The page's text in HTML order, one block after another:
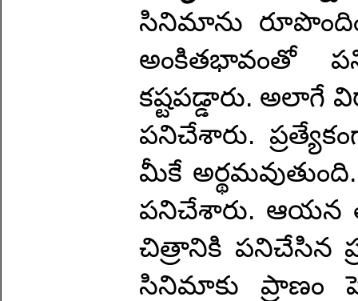
సినిమాను
అంకితభావంతో
కష్టపడ్డారు.
పనిచేశారు.
మీకే
పనిచేశారు. ఆయన
చిత్రానికి పనిచేసిన
సినిమాకు ప్రాణం